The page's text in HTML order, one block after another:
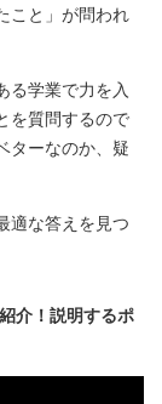
こと」が問われ
る学業で力を入
を質問するので
ターなのか、疑
適な答えを見つ
介！説明するポ